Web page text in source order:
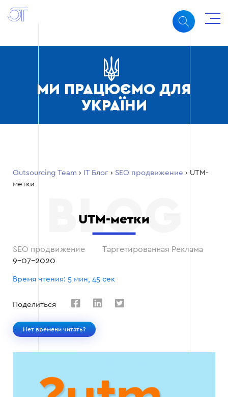
МИ ПРАЦЮЄМО ДЛЯ
УКРАЇНИ
Outsourcing Team › ІТ Блог › SEO продвижение › UTM-
метки
UTM-метки
SEO продвижение
Таргетированная Реклама
9-07-2020
Время чтения: 5 мин, 45 сек
Поделиться
Нет времени читать?